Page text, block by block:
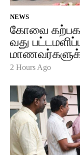
NEWS
கோவை
வது
2 Hours Ago